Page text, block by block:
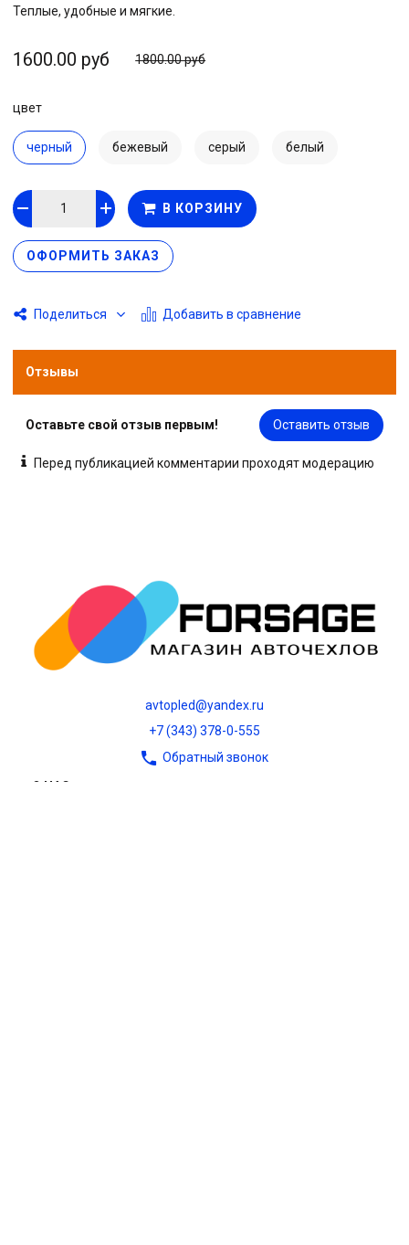
Теплые, удобные и мягкие.
1600.00 руб 1800.00 руб
цвет
черный бежевый серый белый
В КОРЗИНУ
ОФОРМИТЬ ЗАКАЗ
Поделиться Добавить в сравнение
Отзывы
Оставьте свой отзыв первым! Оставить отзыв
Перед публикацией комментарии проходят модерацию
avtopled@yandex.ru
+7 (343) 378-0-555
Обратный звонок
О НАС